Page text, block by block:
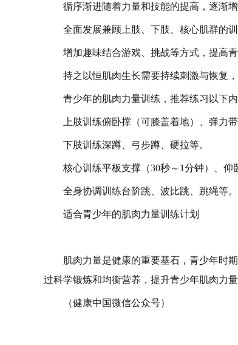
循序渐进随着力量和技能的提高，逐渐
全面发展兼顾上肢、下肢、核心肌群的训
增加趣味结合游戏、挑战等方式，提高青
持之以恒肌肉生长需要持续刺激与恢复，
青少年的肌肉力量训练，推荐练习以下内
上肢训练俯卧撑（可膝盖着地）、弹力带
下肢训练深蹲、弓步蹲、硬拉等。
核心训练平板支撑（30秒～1分钟）、仰
全身协调训练台阶跳、波比跳、跳绳等。
适合青少年的肌肉力量训练计划
肌肉力量是健康的重要基石，青少年时
过科学锻炼和均衡营养，提升青少年肌肉力
（健康中国微信公众号）